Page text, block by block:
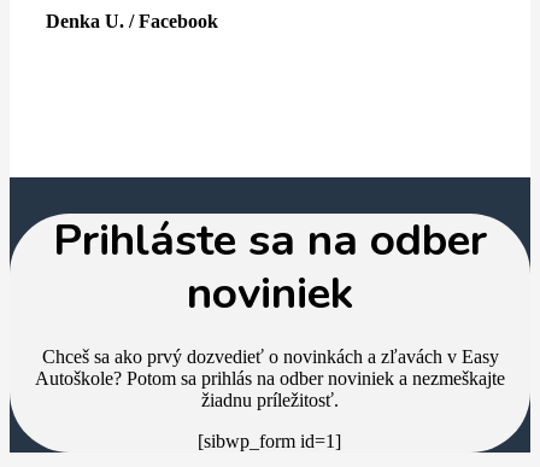
Denka U. / Facebook
Prihláste sa na odber
noviniek
Chceš sa ako prvý dozvedieť o novinkách a zľavách v Easy
Autoškole? Potom sa prihlás na odber noviniek a nezmeškajte
žiadnu príležitosť.
[sibwp_form id=1]